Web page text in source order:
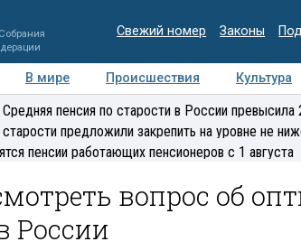
Свежий номер Законы
В мире Происшествия Культура
Медиацентр Интервью
пенсия по старости в России превысила
предложили закрепить на уровне не
пенсии работающих пенсионеров с 1 августа
вопрос об
России